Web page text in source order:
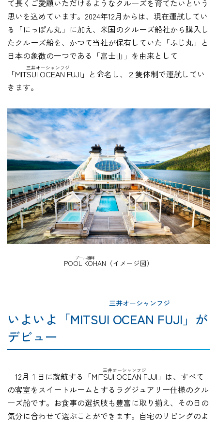
て長くご愛顧いただけるようなクルーズを育てたいという
思いを込めています。2024年12月からは、現在運航してい
る「にっぽん丸」に加え、米国のクルーズ船社から購入し
たクルーズ船を、かつて当社が保有していた「ふじ丸」と
日本の象徴の一つである「富士山」を由来として
三井オーシャンフジ
「MITSUI OCEAN FUJI」 と命名し、２隻体制で運航してい
きます。
プール湖畔
POOL KOHAN （イメージ図）
三井オーシャンフジ
いよいよ「MITSUI OCEAN FUJI」が
デビュー
12月１日に就航する
三井オーシャンフジ
「MITSUI OCEAN FUJI」 は、すべて
の客室をスイートルームとするラグジュアリー仕様のクル
ーズ船です。お食事の選択肢も豊富に取り揃え、その日の
気分に合わせて選ぶことができます。自宅のリビングのよ